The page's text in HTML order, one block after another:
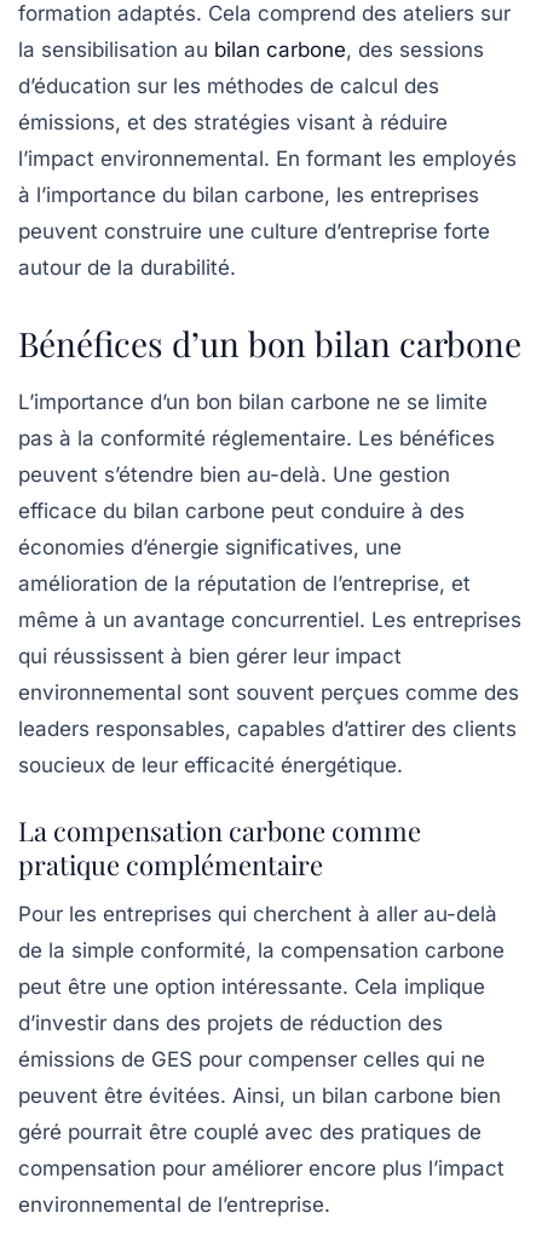
formation adaptés. Cela comprend des ateliers sur
la sensibilisation au bilan carbone, des sessions
d’éducation sur les méthodes de calcul des
émissions, et des stratégies visant à réduire
l’impact environnemental. En formant les employés
à l’importance du bilan carbone, les entreprises
peuvent construire une culture d’entreprise forte
autour de la durabilité.
Bénéfices d’un bon bilan carbone
L’importance d’un bon bilan carbone ne se limite
pas à la conformité réglementaire. Les bénéfices
peuvent s’étendre bien au-delà. Une gestion
efficace du bilan carbone peut conduire à des
économies d’énergie significatives, une
amélioration de la réputation de l’entreprise, et
même à un avantage concurrentiel. Les entreprises
qui réussissent à bien gérer leur impact
environnemental sont souvent perçues comme des
leaders responsables, capables d’attirer des clients
soucieux de leur efficacité énergétique.
La compensation carbone comme
pratique complémentaire
Pour les entreprises qui cherchent à aller au-delà
de la simple conformité, la compensation carbone
peut être une option intéressante. Cela implique
d’investir dans des projets de réduction des
émissions de GES pour compenser celles qui ne
peuvent être évitées. Ainsi, un bilan carbone bien
géré pourrait être couplé avec des pratiques de
compensation pour améliorer encore plus l’impact
environnemental de l’entreprise.